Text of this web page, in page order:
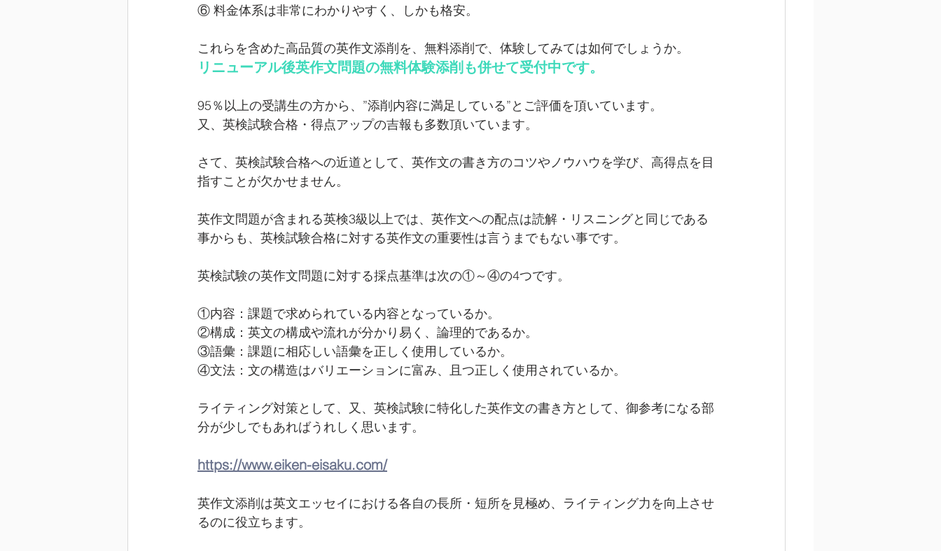
⑥ 料金体系は非常にわかりやすく、しかも格安。
これらを含めた高品質の英作文添削を、無料添削で、体験してみては如何でしょうか。
リニューアル後英作文問題の無料体験添削も併せて受付中です。
95％以上の受講生の方から、”添削内容に満足している”とご評価を頂いています。
又、英検試験合格・得点アップの吉報も多数頂いています。
さて、英検試験合格への近道として、英作文の書き方のコツやノウハウを学び、高得点を目
指すことが欠かせません。
英作文問題が含まれる英検3級以上では、英作文への配点は読解・リスニングと同じである
事からも、英検試験合格に対する英作文の重要性は言うまでもない事です。
英検試験の英作文問題に対する採点基準は次の①～④の4つです。
①内容：課題で求められている内容となっているか。
②構成：英文の構成や流れが分かり易く、論理的であるか。
③語彙：課題に相応しい語彙を正しく使用しているか。
④文法：文の構造はバリエーションに富み、且つ正しく使用されているか。
ライティング対策として、又、英検試験に特化した英作文の書き方として、御参考になる部
分が少しでもあればうれしく思います。
https://www.eiken-eisaku.com/
英作文添削は英文エッセイにおける各自の長所・短所を見極め、ライティング力を向上させ
るのに役立ちます。